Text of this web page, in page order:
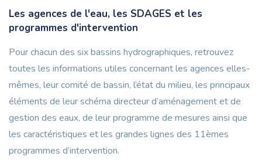
Les agences de l'eau, les SDAGES et les
programmes d'intervention
Pour chacun des six bassins hydrographiques, retrouvez
toutes les informations utiles concernant les agences elles-
mêmes, leur comité de bassin, l’état du milieu, les principaux
éléments de leur schéma directeur d’aménagement et de
gestion des eaux, de leur programme de mesures ainsi que
les caractéristiques et les grandes lignes des 11èmes
programmes d’intervention.